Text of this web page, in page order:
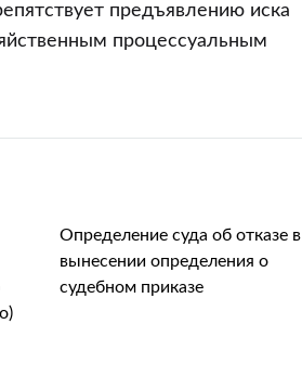
предъявлению иска
процессуальным
Определение суда об отказе в
вынесении определения о
судебном приказе